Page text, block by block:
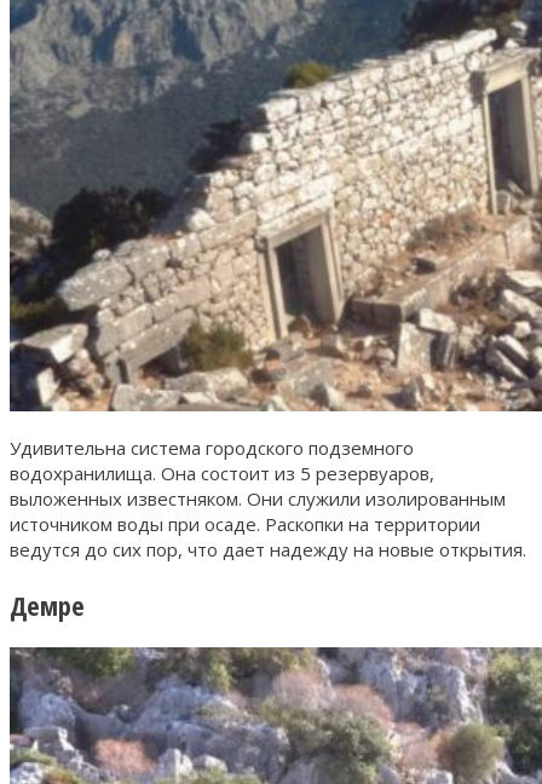
Удивительна система городского подземного
водохранилища. Она состоит из 5 резервуаров,
выложенных известняком. Они служили изолированным
источником воды при осаде. Раскопки на территории
ведутся до сих пор, что дает надежду на новые открытия.
Демре